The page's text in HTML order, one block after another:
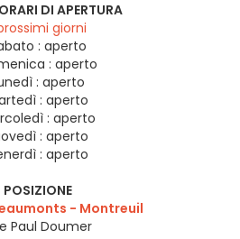
DI APERTURA
giorni
: aperto
: aperto
: aperto
: aperto
: aperto
: aperto
: aperto
POSIZIONE
- Montreuil
Paul Doumer